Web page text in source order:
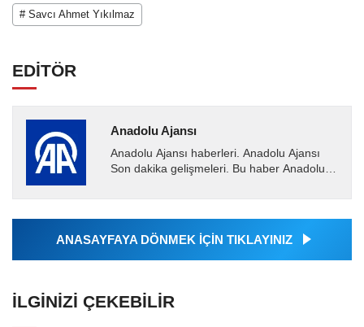
# Savcı Ahmet Yıkılmaz
EDİTÖR
Anadolu Ajansı
Anadolu Ajansı haberleri. Anadolu Ajansı
Son dakika gelişmeleri. Bu haber Anadolu
Ajansı tarafından...
ANASAYFAYA DÖNMEK İÇİN TIKLAYINIZ
İLGINIZI ÇEKEBILIR